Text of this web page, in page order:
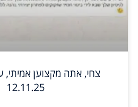
צחי, אתה מקצוען אמיתי,
12.11.25